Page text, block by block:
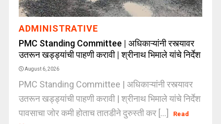
ADMINISTRATIVE
PMC Standing Committee | अधिकाऱ्यांनी रस्त्यावर
उतरून खड्ड्यांची पाहणी करावी | श्रीनाथ भिमाले यांचे निर्देश
August 6, 2026
PMC Standing Committee | अधिकाऱ्यांनी रस्त्यावर
उतरून खड्ड्यांची पाहणी करावी | श्रीनाथ भिमाले यांचे निर्देश
पावसाचा जोर कमी होताच तातडीने दुरुस्ती कर [...]
Read